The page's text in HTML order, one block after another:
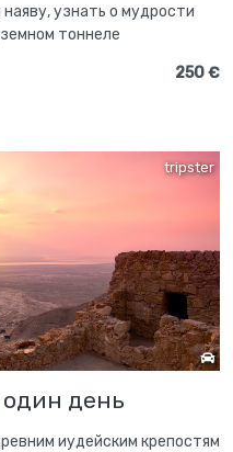
узнать о мудрости
тоннеле
250 €
tripster
день
иудейским крепостям